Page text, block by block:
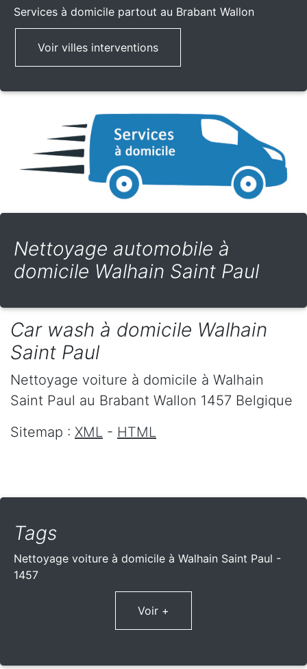
Services à domicile partout au Brabant Wallon
Voir villes interventions
Nettoyage automobile à
domicile Walhain Saint Paul
Car wash à domicile Walhain
Saint Paul
Nettoyage voiture à domicile à Walhain
Saint Paul au Brabant Wallon 1457 Belgique
Sitemap : XML - HTML
Tags
Nettoyage voiture à domicile à Walhain Saint Paul -
1457
Voir +